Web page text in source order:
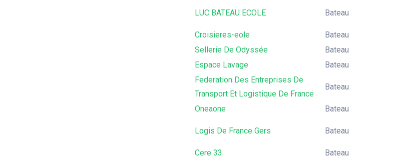
LUC BATEAU ECOLE Bateau
Croisieres-eole
Bateau
Sellerie De Odyssée
Bateau
Espace Lavage
Bateau
Federation Des Entreprises De
Transport Et Logistique De France
Bateau
Oneaone Bateau
Logis De France Gers Bateau
Cere 33
Bateau